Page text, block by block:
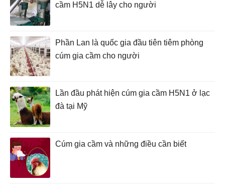
cầm H5N1 dễ lây cho người
Phần Lan là quốc gia đầu tiên tiêm phòng
cúm gia cầm cho người
Lần đầu phát hiện cúm gia cầm H5N1 ở lạc
đà tại Mỹ
Cúm gia cầm và những điều cần biết